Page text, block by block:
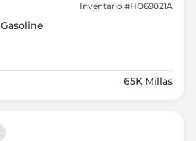
Inventario #HO69021A
Gasoline
65K Millas